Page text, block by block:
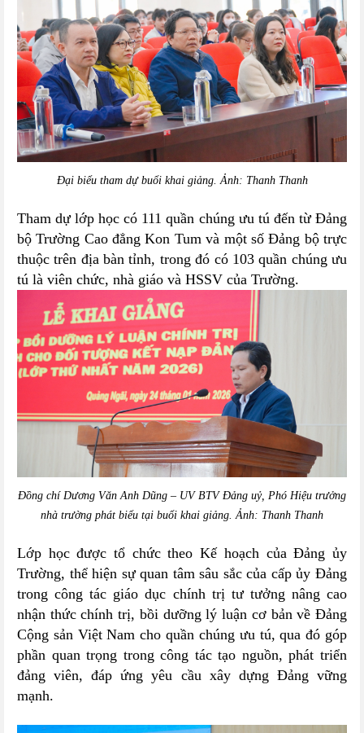
Đại biểu tham dự buổi khai giảng. Ảnh: Thanh Thanh
Tham dự lớp học có 111 quần chúng ưu tú đến từ Đảng
bộ Trường Cao đẳng Kon Tum và một số Đảng bộ trực
thuộc trên địa bàn tỉnh, trong đó có 103 quần chúng ưu
tú là viên chức, nhà giáo và HSSV của Trường.
Đồng chí Dương Văn Anh Dũng – UV BTV Đảng uỷ, Phó Hiệu trưởng
nhà trường phát biểu tại buổi khai giảng. Ảnh: Thanh Thanh
Lớp học được tổ chức theo Kế hoạch của Đảng ủy
Trường, thể hiện sự quan tâm sâu sắc của cấp ủy Đảng
trong công tác giáo dục chính trị tư tưởng nâng cao
nhận thức chính trị, bồi dưỡng lý luận cơ bản về Đảng
Cộng sản Việt Nam cho quần chúng ưu tú, qua đó góp
phần quan trọng trong công tác tạo nguồn, phát triển
đảng viên, đáp ứng yêu cầu xây dựng Đảng vững
mạnh.